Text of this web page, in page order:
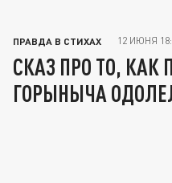
ПРАВДА В СТИХАХ 12 ИЮНЯ
СКАЗ ПРО ТО, КАК
ГОРЫНЫЧА